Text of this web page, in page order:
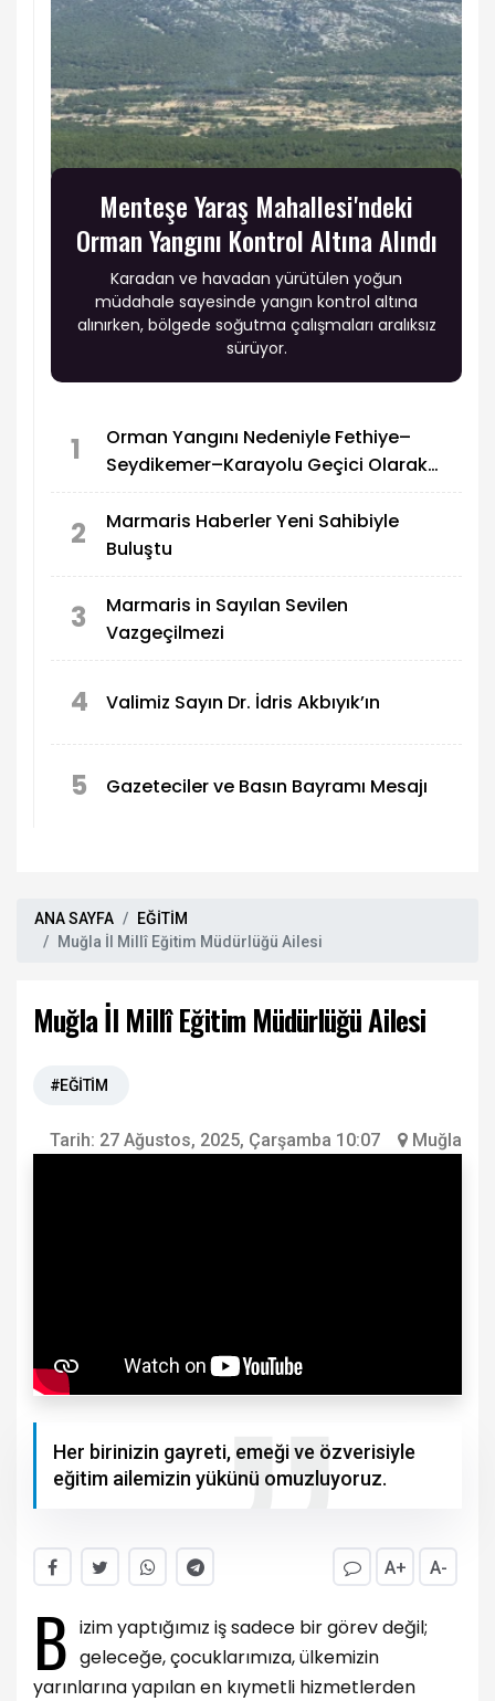
Menteşe Yaraş Mahallesi'ndeki
Orman Yangını Kontrol Altına Alındı
Karadan ve havadan yürütülen yoğun
müdahale sayesinde yangın kontrol altına
alınırken, bölgede soğutma çalışmaları aralıksız
sürüyor.
1
Orman Yangını Nedeniyle Fethiye–
Seydikemer–Karayolu Geçici Olarak
2
Marmaris Haberler Yeni Sahibiyle
Buluştu
3
Marmaris in Sayılan Sevilen
Vazgeçilmezi
4 Valimiz Sayın Dr. İdris Akbıyık’ın
5 Gazeteciler ve Basın Bayramı Mesajı
ANA SAYFA
EĞİTİM
Muğla İl Millî Eğitim Müdürlüğü Ailesi
Muğla İl Millî Eğitim Müdürlüğü Ailesi
#EĞİTİM
Tarih: 27 Ağustos, 2025, Çarşamba 10:07 Muğla
Her birinizin gayreti, emeği ve özverisiyle
eğitim ailemizin yükünü omuzluyoruz.
A+ A-
B izim yaptığımız iş sadece bir görev değil;
geleceğe, çocuklarımıza, ülkemizin
yarınlarına yapılan en kıymetli hizmetlerden